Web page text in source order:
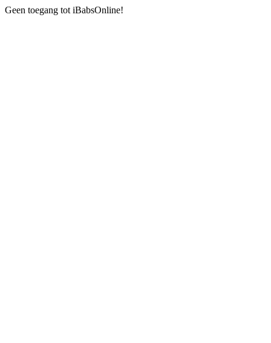
Geen toegang tot iBabsOnline!